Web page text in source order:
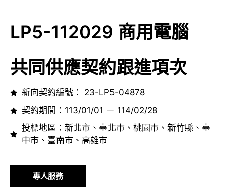
LP5-112029 商用電腦
共同供應契約跟進項次
新向契約編號： 23-LP5-04878
契約期間：113/01/01 － 114/02/28
投標地區：新北市、臺北市、桃園市、新竹縣、臺
中市、臺南市、高雄市
專人服務